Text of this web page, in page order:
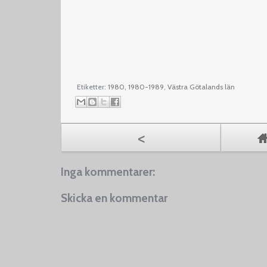
Etiketter: 1980, 1980-1989, Västra Götalands län
<
Inga kommentarer:
Skicka en kommentar